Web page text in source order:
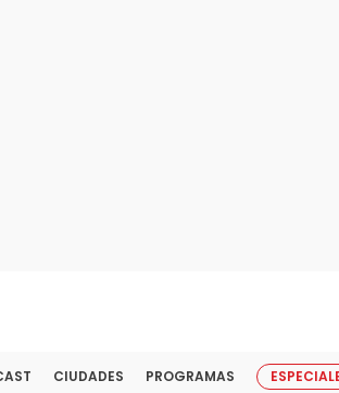
CIUDADES PROGRAMAS